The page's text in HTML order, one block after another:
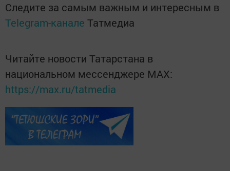
Следите за самым важным и интересным в
Telegram-канале Татмедиа
Читайте новости Татарстана в
национальном мессенджере MАХ:
https://max.ru/tatmedia